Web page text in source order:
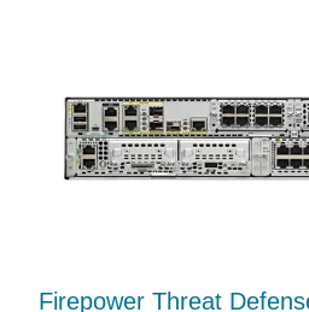
Firepower Threat